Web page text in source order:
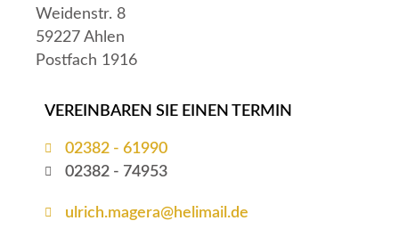
Weidenstr. 8
59227 Ahlen
Postfach 1916
VEREINBAREN SIE EINEN TERMIN
02382 - 61990
02382 - 74953
ulrich.magera@helimail.de